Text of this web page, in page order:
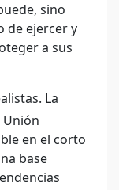
sino
de ejercer y
a sus
La
en el corto
base